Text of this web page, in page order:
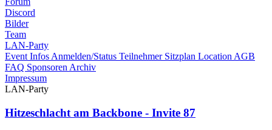
Discord
Bilder
Team
LAN-Party
Event Infos Anmelden/Status Teilnehmer Sitzplan Location AGB
FAQ Sponsoren Archiv
Impressum
LAN-Party
Hitzeschlacht am Backbone - Invite 87